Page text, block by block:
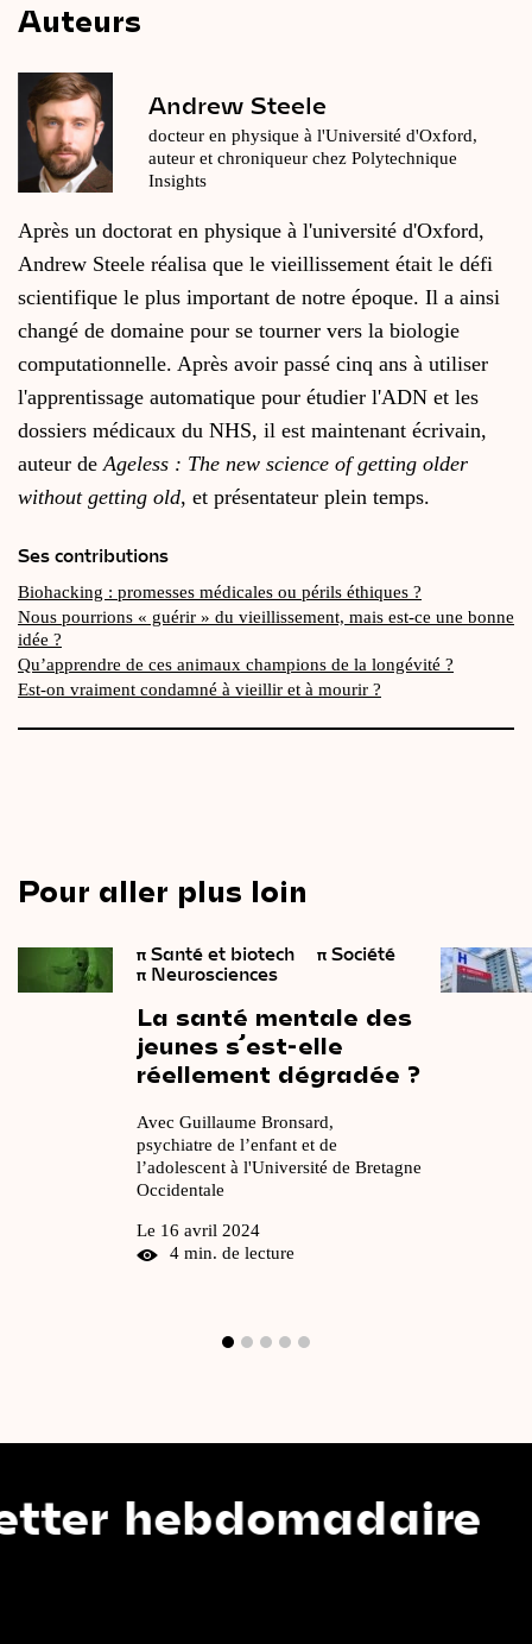
Auteurs
Andrew Steele
docteur en physique à l'Université d'Oxford,
auteur et chroniqueur chez Polytechnique
Insights
Après un doctorat en physique à l'université d'Oxford,
Andrew Steele réalisa que le vieillissement était le défi
scientifique le plus important de notre époque. Il a ainsi
changé de domaine pour se tourner vers la biologie
computationnelle. Après avoir passé cinq ans à utiliser
l'apprentissage automatique pour étudier l'ADN et les
dossiers médicaux du NHS, il est maintenant écrivain,
auteur de Ageless : The new science of getting older
without getting old, et présentateur plein temps.
Ses contributions
Biohacking : promesses médicales ou périls éthiques ?
Nous pourrions « guérir » du vieillissement, mais est-ce une bonne
idée ?
Qu’apprendre de ces animaux champions de la longévité ?
Est-on vraiment condamné à vieillir et à mourir ?
Pour aller plus loin
π Santé et biotech π Société
π Neurosciences
La santé mentale des
jeunes s’est-elle
réellement dégradée ?
Avec Guillaume Bronsard,
psychiatre de l’enfant et de
l’adolescent à l'Université de Bretagne
Occidentale
Le 16 avril 2024
4 min. de lecture